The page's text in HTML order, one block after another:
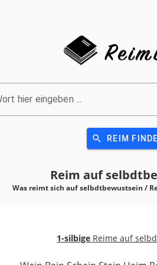
hier eingeben ...
search REIM
Reim auf
Was reimt sich auf selbdtbewustsein /
1-silbige Reime auf